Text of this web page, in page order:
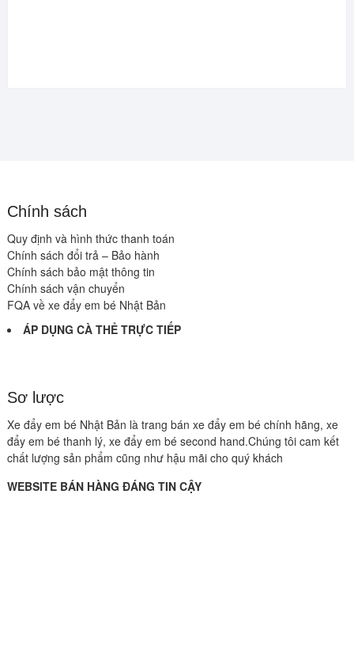
Chính sách
Quy định và hình thức thanh toán
Chính sách đổi trả – Bảo hành
Chính sách bảo mật thông tin
Chính sách vận chuyển
FQA về xe đẩy em bé Nhật Bản
ÁP DỤNG CÀ THẺ TRỰC TIẾP
Sơ lược
Xe đẩy em bé Nhật Bản là trang bán xe đẩy em bé chính hãng, xe
đẩy em bé thanh lý, xe đẩy em bé second hand.Chúng tôi cam kết
chất lượng sản phẩm cũng như hậu mãi cho quý khách
WEBSITE BÁN HÀNG ĐÁNG TIN CẬY